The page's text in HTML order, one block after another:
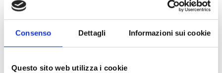
Consenso Dettagli Informazioni sui cookie
Questo sito web utilizza i cookie
FLEXI-HEX®
ECO-PULP
PACKAGING
ECO-SINGLE